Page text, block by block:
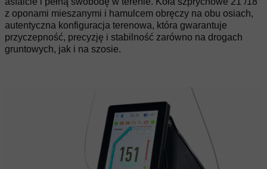
z oponami mieszanymi i hamulcem obręczy na obu osiach,
autentyczna konfiguracja terenowa, która gwarantuje
przyczepność, precyzję i stabilność zarówno na drogach
gruntowych, jak i na szosie.